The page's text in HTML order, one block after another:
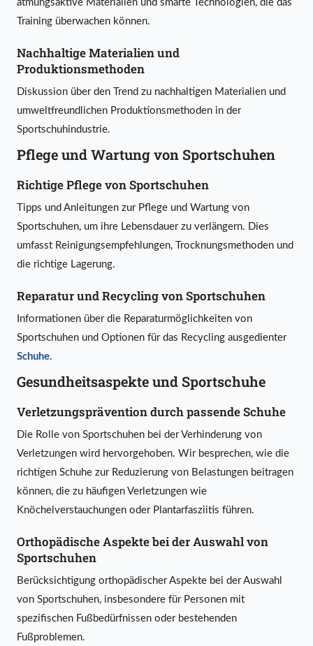
atmungsaktive Materialien und smarte Technologien, die das
Training überwachen können.
Nachhaltige Materialien und
Produktionsmethoden
Diskussion über den Trend zu nachhaltigen Materialien und
umweltfreundlichen Produktionsmethoden in der
Sportschuhindustrie.
Pflege und Wartung von Sportschuhen
Richtige Pflege von Sportschuhen
Tipps und Anleitungen zur Pflege und Wartung von
Sportschuhen, um ihre Lebensdauer zu verlängern. Dies
umfasst Reinigungsempfehlungen, Trocknungsmethoden und
die richtige Lagerung.
Reparatur und Recycling von Sportschuhen
Informationen über die Reparaturmöglichkeiten von
Sportschuhen und Optionen für das Recycling ausgedienter
Schuhe.
Gesundheitsaspekte und Sportschuhe
Verletzungsprävention durch passende Schuhe
Die Rolle von Sportschuhen bei der Verhinderung von
Verletzungen wird hervorgehoben. Wir besprechen, wie die
richtigen Schuhe zur Reduzierung von Belastungen beitragen
können, die zu häufigen Verletzungen wie
Knöchelverstauchungen oder Plantarfasziitis führen.
Orthopädische Aspekte bei der Auswahl von
Sportschuhen
Berücksichtigung orthopädischer Aspekte bei der Auswahl
von Sportschuhen, insbesondere für Personen mit
spezifischen Fußbedürfnissen oder bestehenden
Fußproblemen.